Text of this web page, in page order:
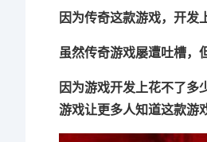
因为传奇这款游戏，开发
虽然传奇游戏屡遭吐槽，
因为游戏开发上花不了多
游戏让更多人知道这款游